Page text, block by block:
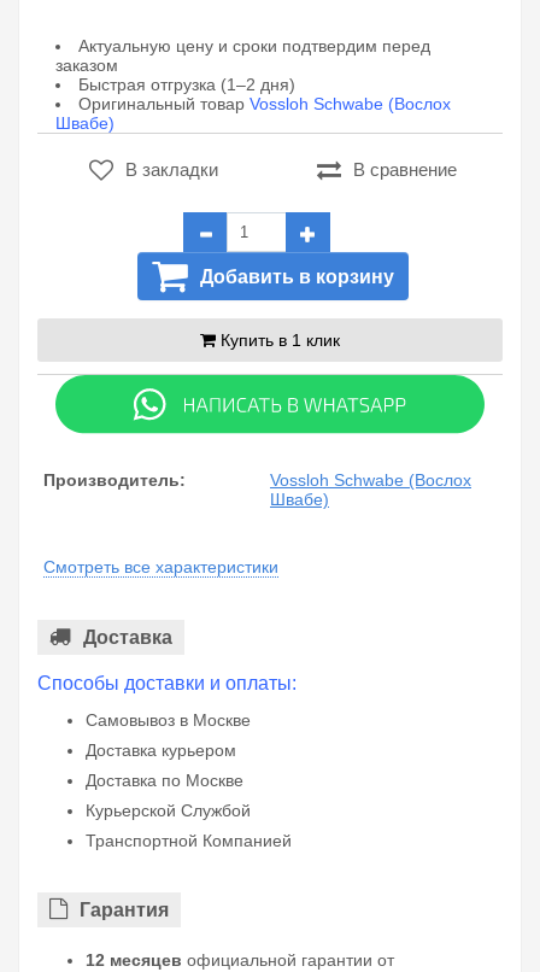
Актуальную цену и сроки подтвердим перед
заказом
Быстрая отгрузка (1–2 дня)
Оригинальный товар Vossloh Schwabe (Вослох
Швабе)
В закладки В сравнение
Добавить в корзину
Купить в 1 клик
Производитель:
Vossloh Schwabe (Вослох
Швабе)
Смотреть все характеристики
Доставка
Способы доставки и оплаты:
Самовывоз в Москве
Доставка курьером
Доставка по Москве
Курьерской Службой
Транспортной Компанией
Гарантия
12 месяцев официальной гарантии от